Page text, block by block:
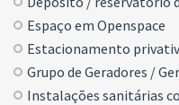
Espaço em Openspace
Estacionamento
Grupo de Geradores /
Instalações sanitárias